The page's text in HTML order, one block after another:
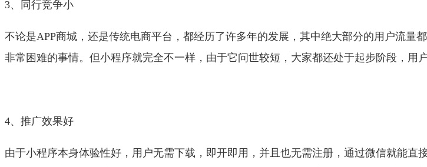
3、同行竞争小
不论是APP商城，还是传统电商平台，都经历了许多年的发展，其中绝大部分的用户流
非常困难的事情。但小程序就完全不一样，由于它问世较短，大家都还处于起步阶段，用
4、推广效果好
由于小程序本身体验性好，用户无需下载，即开即用，并且也无需注册，通过微信就能